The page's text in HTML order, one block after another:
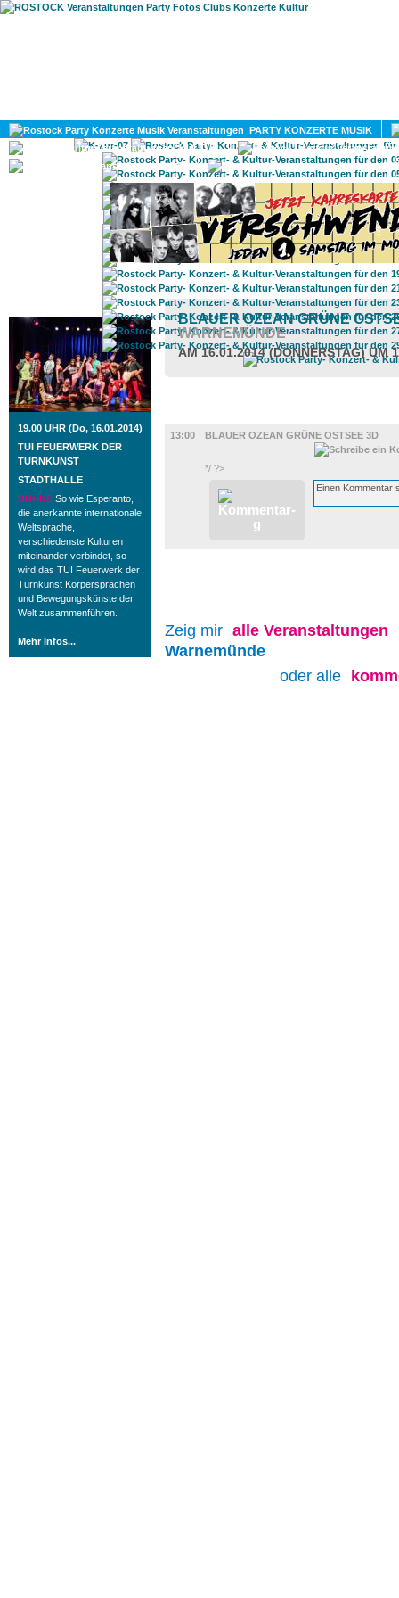
PARTY KONZERTE MUSIK
KULTUR
GAY
ROSTOCK TAGESTIPP
19.00 UHR (Do, 16.01.2014)
TUI FEUERWERK DER
TURNKUNST
STADTHALLE
BÜHNE So wie Esperanto,
die anerkannte internationale
Weltsprache,
verschiedenste Kulturen
miteinander verbindet, so
wird das TUI Feuerwerk der
Turnkunst Körpersprachen
und Bewegungskünste der
Welt zusammenführen.
Mehr Infos...
BLAUER OZEAN GRÜNE
WARNEMÜNDE
AM 16.01.2014 (DONNERSTAG) UM
13:00
BLAUER OZEAN GRÜNE OSTSEE 3D
*/ ?>
Zeig mir alle Veranstaltungen
Warnemünde
oder alle